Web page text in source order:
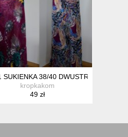
36 S
SUKIENKA 38/40 DWUSTRONNA
kropkakom
49 zł